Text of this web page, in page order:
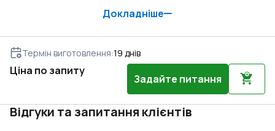
Докладніше
Термін виготовлення:19 днів
Ціна по запиту
Задайте питання
Відгуки та запитання клієнтів